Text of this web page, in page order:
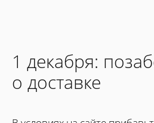
1 декабря:
о доставке